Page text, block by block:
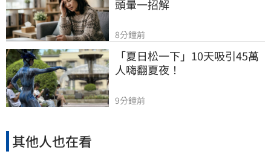
頭暈一招解
8分鐘前
「夏日松一下」10天吸引45萬
人嗨翻夏夜！
9分鐘前
其他人也在看